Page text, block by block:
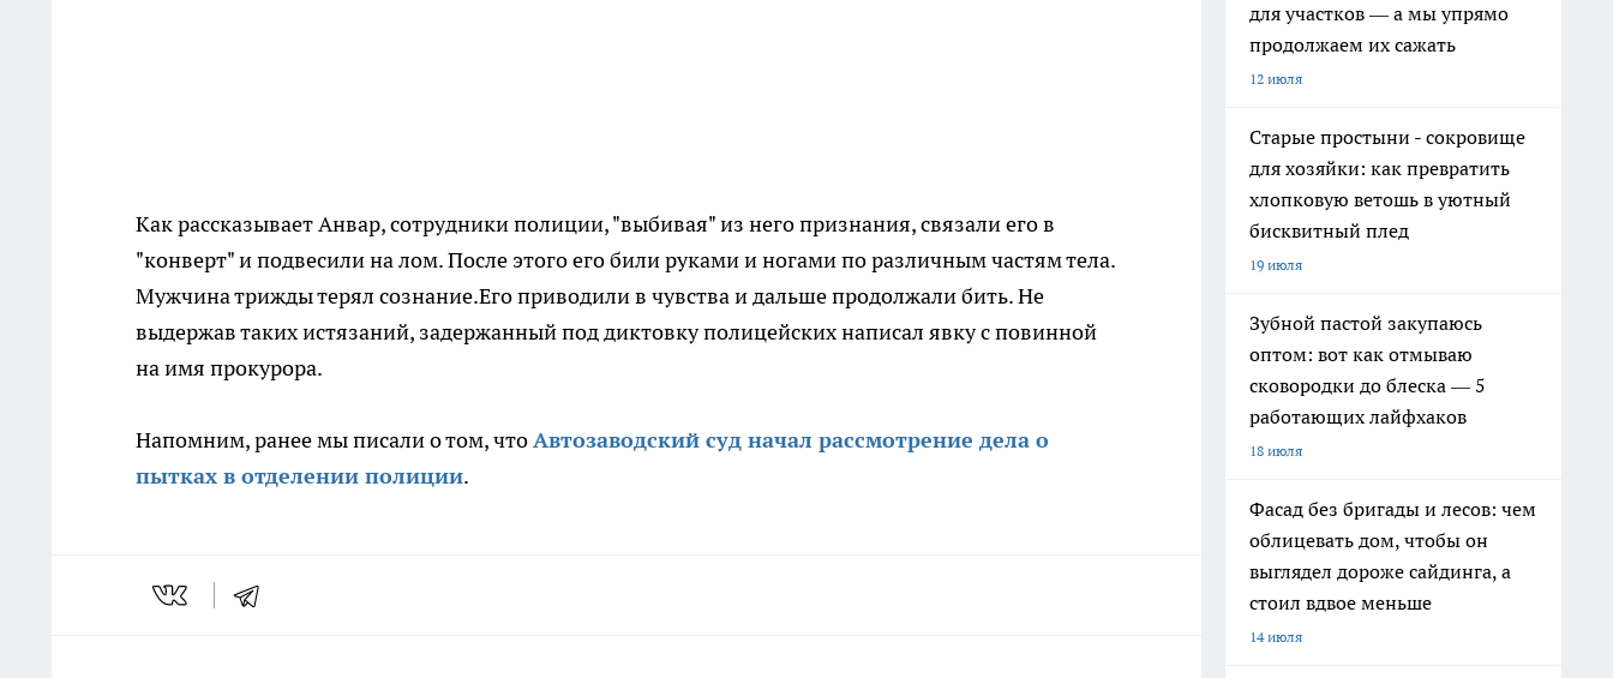
Как рассказывает Анвар, сотрудники полиции, "выбивая" из него признания, связали его в
"конверт" и подвесили на лом. После этого его били руками и ногами по различным частям тела.
Мужчина трижды терял сознание.Его приводили в чувства и дальше продолжали бить. Не
выдержав таких истязаний, задержанный под диктовку полицейских написал явку с повинной
на имя прокурора.
Напомним, ранее мы писали о том, чтоАвтозаводский суд начал рассмотрение дела о
пытках в отделении полиции.
для участков — а мы упрямо
продолжаем их сажать
12 июля
Старые простыни - сокровище
для хозяйки: как превратить
хлопковую ветошь в уютный
бисквитный плед
19 июля
Зубной пастой закупаюсь
оптом: вот как отмываю
сковородки до блеска — 5
работающих лайфхаков
18 июля
Фасад без бригады и лесов: чем
облицевать дом, чтобы он
выглядел дороже сайдинга, а
стоил вдвое меньше
14 июля